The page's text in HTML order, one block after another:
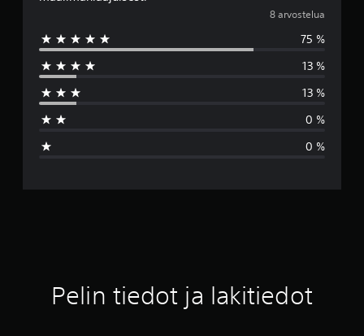
e
s
k
a
v
.
8 arvostelua
75 %
13 %
13 %
0 %
0 %
Pelin tiedot ja lakitiedot